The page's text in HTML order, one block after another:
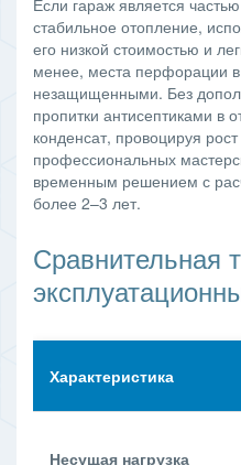
стабильное отопление,
его низкой стоимостью и
менее, места перфорации в
незащищенными. Без
пропитки антисептиками в
конденсат, провоцируя
профессиональных
временным решением с
более 2–3 лет.
Сравнительная
Характеристика
Несущая нагрузка